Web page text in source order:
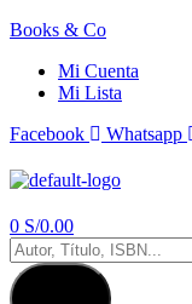
Books & Co
Mi Cuenta
Mi Lista
Facebook
Whatsapp
Menú
0 S/0.00
Búsqueda
de
productos